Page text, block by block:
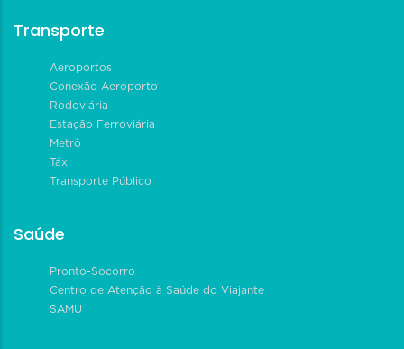
Transporte
Aeroportos
Conexão Aeroporto
Rodoviária
Estação Ferroviária
Metrô
Táxi
Transporte Público
Saúde
Pronto-Socorro
Centro de Atenção à Saúde do Viajante
SAMU